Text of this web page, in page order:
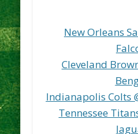
New Orleans
Cleveland
Indianapolis Colts
Tennessee